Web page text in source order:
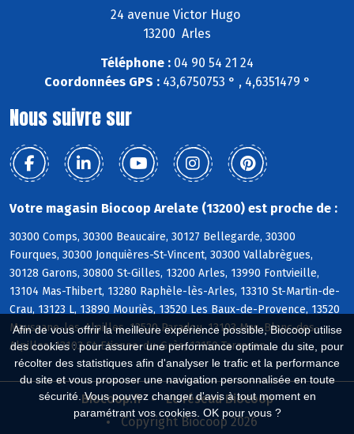
Afin de vous offrir la meilleure expérience possible, Biocoop utilise
des cookies : pour assurer une performance optimale du site, pour
récolter des statistiques afin d'analyser le trafic et la performance
du site et vous proposer une navigation personnalisée en toute
sécurité. Vous pouvez changer d'avis à tout moment en
paramétrant vos cookies. OK pour vous ?
24 avenue Victor Hugo
13200 Arles
Téléphone : 04 90 54 21 24
Coordonnées GPS :43,6750753 ° , 4,6351479 °
Nous suivre sur
Votre magasin Biocoop Arelate (13200) est proche de :
30300 Comps, 30300 Beaucaire, 30127 Bellegarde, 30300
Fourques, 30300 Jonquières-St-Vincent, 30300 Vallabrègues,
30128 Garons, 30800 St-Gilles, 13200 Arles, 13990 Fontvieille,
13104 Mas-Thibert, 13280 Raphèle-lès-Arles, 13310 St-Martin-de-
Crau, 13123 L, 13890 Mouriès, 13520 Les Baux-de-Provence, 13520
Maussane-les-Alpilles, 13520 Paradou, 13103 Mas-Blanc-des-
Alpilles, 13103 St-Etienne-du-Grès, 13150 Tarascon
Biocoop.fr
Le réseau Biocoop
Copyright Biocoop 2026